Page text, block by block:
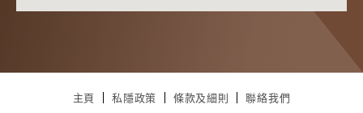
主頁 私隱政策 條款及細則 聯絡我們